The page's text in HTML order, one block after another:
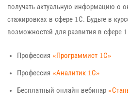
получать актуальную информацию о
стажировках в сфере 1С. Будьте в
возможностей для развития в сфере
Профессия «Программист 1С»
Профессия «Аналитик 1С»
Бесплатный онлайн вебинар